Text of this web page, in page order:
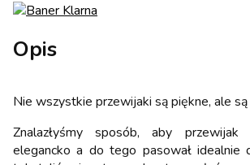
Opis
Nie wszystkie przewijaki są piękne, ale
Znalazłyśmy sposób, aby przewijak
elegancko a do tego pasował idealnie